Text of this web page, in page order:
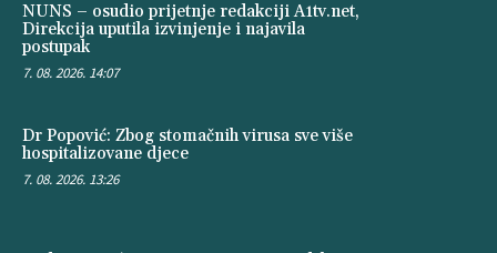
NUNS – osudio prijetnje redakciji A1tv.net,
Direkcija uputila izvinjenje i najavila
postupak
7. 08. 2026. 14:07
Dr Popović: Zbog stomačnih virusa sve više
hospitalizovane djece
7. 08. 2026. 13:26